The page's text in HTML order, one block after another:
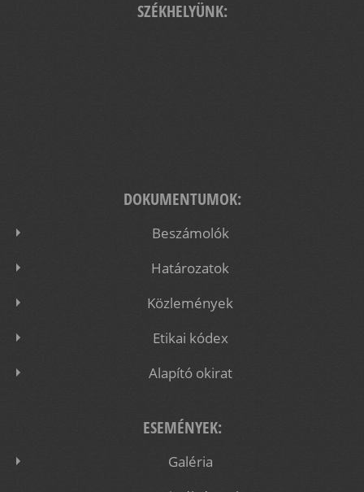
SZÉKHELYÜNK:
DOKUMENTUMOK:
Beszámolók
Határozatok
Közlemények
Etikai kódex
Alapító okirat
ESEMÉNYEK:
Galéria